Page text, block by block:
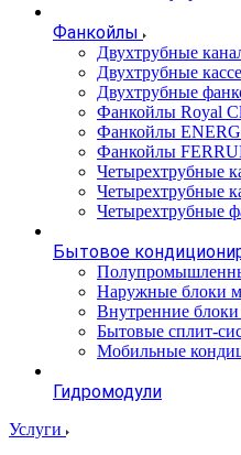
Фанкойлы
Двухтрубные
Двухтрубные
Двухтрубные
Фанкойлы Royal
Фанкойлы
Фанкойлы
Четырехтрубные
Четырехтрубные
Четырехтрубные
Бытовое
Наружные блоки
Внутренние блоки
Бытовые сплит-
Мобильные
Гидромодули
Услуги